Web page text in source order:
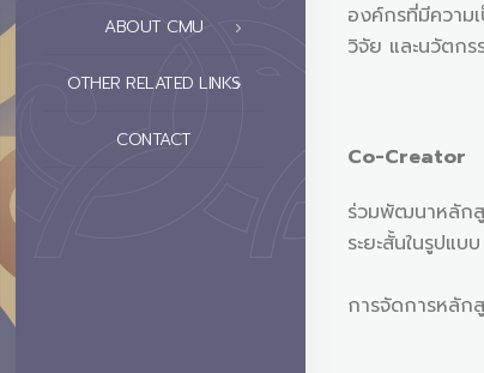
ABOUT CMU
OTHER RELATED LINKS
CONTACT
องค์กรที่มีความ
วิจัย และนวัตกร
Co-Creator
ร่วมพัฒนาหลักสู
ระยะสั้นในรูปแ
การจัดการหลัก